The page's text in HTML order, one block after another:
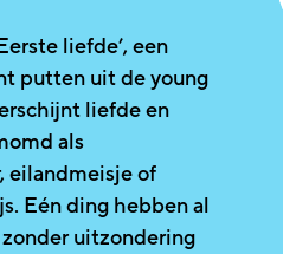
liefde’, een
putten uit de young
liefde en
als
eilandmeisje of
Eén ding hebben al
uitzondering